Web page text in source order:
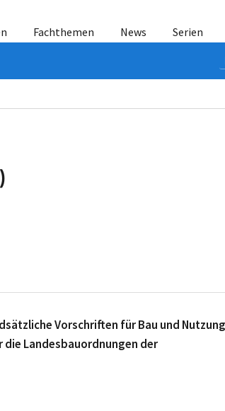
Fachthemen News Serien
Vorschriften für Bau und Nutzung
Landesbauordnungen der